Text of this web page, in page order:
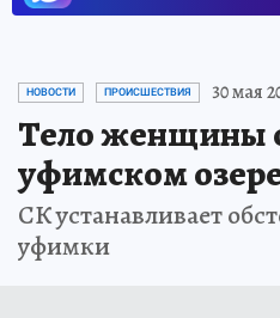
НОВОСТИ ПРОИСШЕСТВИЯ 30 мая
Тело женщины
уфимском
СК устанавливает
уфимки